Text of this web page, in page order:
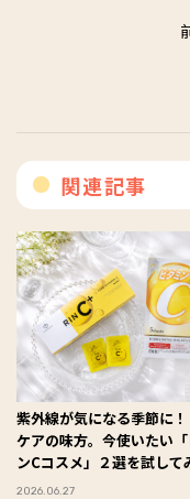
関連記事
紫外線が気になる季節に
ケアの味方。今使いたい
ンCコスメ」２選を試して
#Omezaトーク
2026.06.27